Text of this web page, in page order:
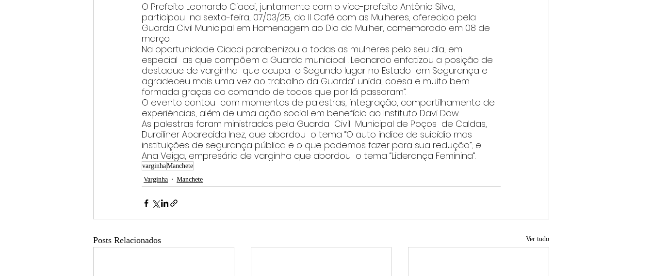
O Prefeito Leonardo Ciacci, juntamente com o vice-prefeito Antônio Silva,
participou  na sexta-feira, 07/03/25, do II Café com as Mulheres, oferecido pela
Guarda Civil Municipal em Homenagem ao Dia da Mulher, comemorado em 08 de
março.
Na oportunidade Ciacci parabenizou a todas as mulheres pelo seu dia, em
especial  as que compõem a Guarda municipal . Leonardo enfatizou a posição de
destaque de varginha  que ocupa  o Segundo lugar no Estado  em Segurança e
agradeceu mais uma vez ao trabalho da Guarda” unida, coesa e muito bem
formada graças ao comando de todos que por lá passaram”.
O evento contou  com momentos de palestras, integração, compartilhamento de
experiências, além de uma ação social em benefício ao Instituto Davi Dow.
As palestras foram ministradas pela Guarda  Civil  Municipal de Poços  de Caldas,
Durciliner Aparecida Inez, que abordou  o tema “O auto índice de suicídio mas
instituições de segurança pública e o que podemos fazer para sua redução”; e
Ana Veiga, empresária de varginha que abordou  o tema “Liderança Feminina”.
varginhaManchete
Varginha
Manchete
Posts Relacionados Ver tudo